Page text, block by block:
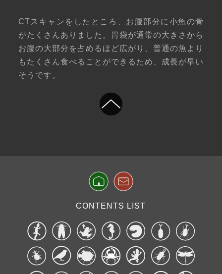
CTスキャンをしたところ、お腹部分に小魚の骨
がたくさんありました。胃袋が通常の大きさから
お腹の大部分を占めるほど広がり、普通の魚より
もたくさん食べることができるため、成長が早い
そうです。
CONTENTS LIST